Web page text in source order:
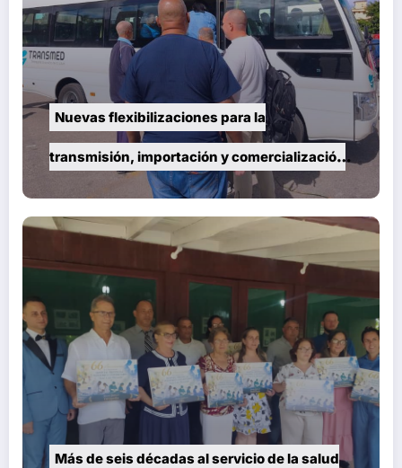
Nuevas flexibilizaciones para la
transmisión, importación y comercialización
de vehículos en Cuba
Más de seis décadas al servicio de la salud